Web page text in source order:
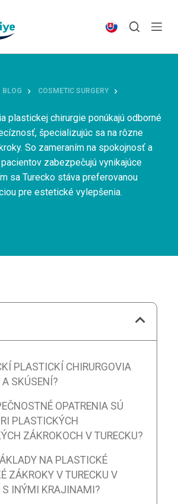
BLOG COSMETIC SURGERY
plastickej chirurgie ponúkajú odborné
špecializujúc sa na rôzne
So zameraním na spokojnosť a
zabezpečujú vynikajúce
sa Turecko stáva preferovanou
pre estetické vylepšenia.
PLASTICKÍ CHIRURGOVIA
SKÚSENÍ?
OPATRENIA SÚ
PLASTICKÝCH
ZÁKROKOCH V TURECKU?
NA PLASTICKÉ
ZÁKROKY V TURECKU V
S INÝMI KRAJINAMI?